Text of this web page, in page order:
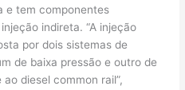
e tem componentes
indireta. “A injeção
por dois sistemas de
de baixa pressão e outro de
diesel common rail”,